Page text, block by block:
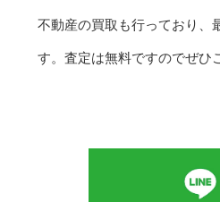
不動産の買取も行っており、
す。査定は無料ですのでぜひ